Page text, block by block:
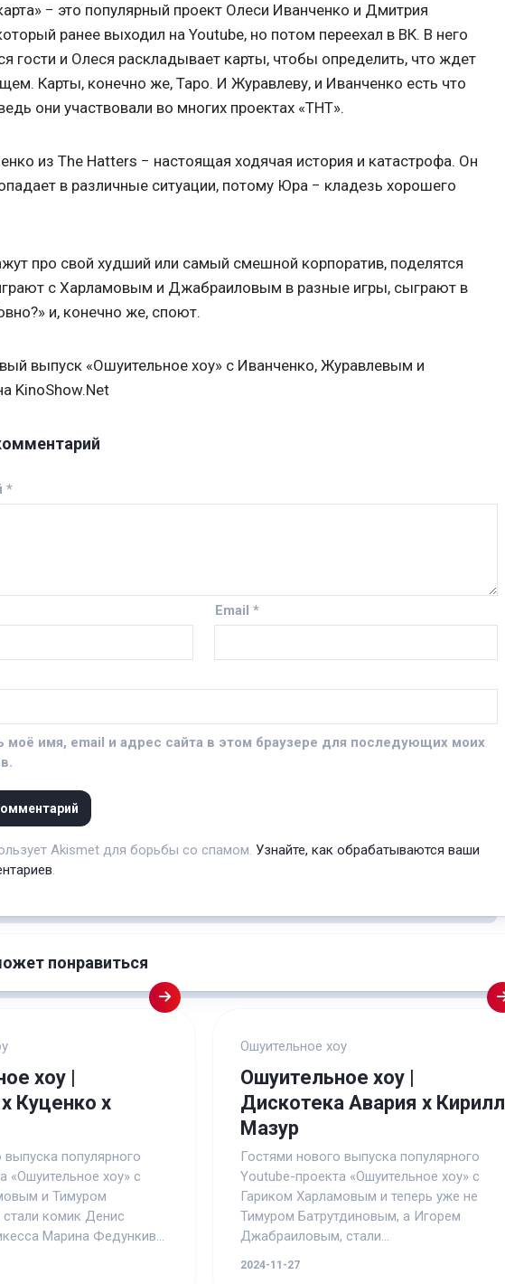
− это популярный проект Олеси Иванченко и Дмитрия
ранее выходил на Youtube, но потом переехал в ВК. В него
гости и Олеся раскладывает карты, чтобы определить, что ждет
Карты, конечно же, Таро. И Журавлеву, и Иванченко есть что
они участвовали во многих проектах «ТНТ».
из The Hatters − настоящая ходячая история и катастрофа. Он
в различные ситуации, потому Юра − кладезь хорошего
про свой худший или самый смешной корпоратив, поделятся
с Харламовым и Джабраиловым в разные игры, сыграют в
и, конечно же, споют.
выпуск «Ошуительное хоу» с Иванченко, Журавлевым и
KinoShow.Net
*
Email*
моё имя, email и адрес сайта в этом браузере для последующих моих
Akismet для борьбы со спамом. Узнайте, как обрабатываются ваши
.
понравиться
хоу |
Куценко х
популярного
«Ошуительное хоу» с
и Тимуром
комик Денис
Марина Федункив...
Ошуительное хоу
Ошуительное хоу |
Дискотека Авария х Кирилл
Мазур
Гостями нового выпуска популярного
Youtube-проекта «Ошуительное хоу» с
Гариком Харламовым и теперь уже не
Тимуром Батрутдиновым, а Игорем
Джабраиловым, стали...
2024-11-27